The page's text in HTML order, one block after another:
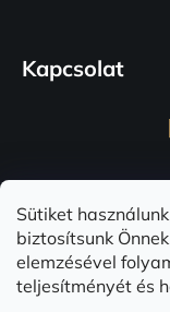
Sütiket
biztosítsunk
elemzésével
teljesítményét és
Kapcsolat